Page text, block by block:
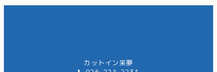
カットイン来夢